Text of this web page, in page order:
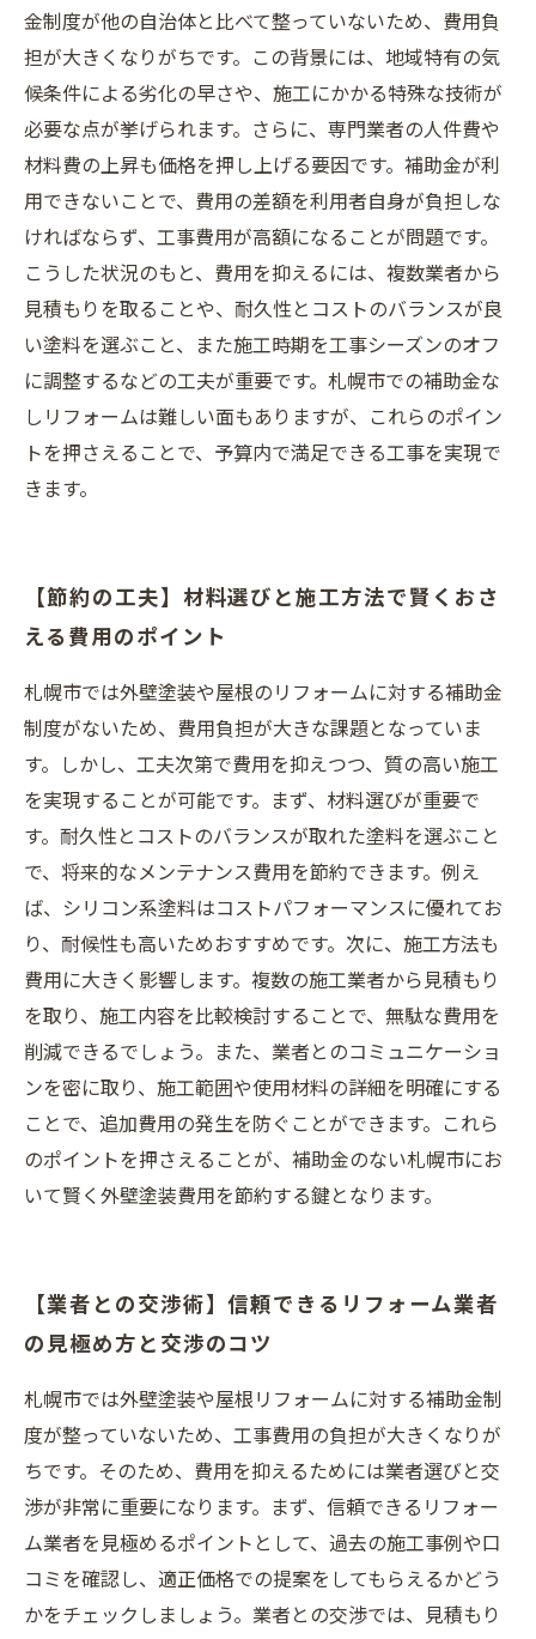
金制度が他の自治体と比べて整っていないため、費用負
担が大きくなりがちです。この背景には、地域特有の気
候条件による劣化の早さや、施工にかかる特殊な技術が
必要な点が挙げられます。さらに、専門業者の人件費や
材料費の上昇も価格を押し上げる要因です。補助金が利
用できないことで、費用の差額を利用者自身が負担しな
ければならず、工事費用が高額になることが問題です。
こうした状況のもと、費用を抑えるには、複数業者から
見積もりを取ることや、耐久性とコストのバランスが良
い塗料を選ぶこと、また施工時期を工事シーズンのオフ
に調整するなどの工夫が重要です。札幌市での補助金な
しリフォームは難しい面もありますが、これらのポイン
トを押さえることで、予算内で満足できる工事を実現で
きます。
【節約の工夫】材料選びと施工方法で賢くおさ
える費用のポイント
札幌市では外壁塗装や屋根のリフォームに対する補助金
制度がないため、費用負担が大きな課題となっていま
す。しかし、工夫次第で費用を抑えつつ、質の高い施工
を実現することが可能です。まず、材料選びが重要で
す。耐久性とコストのバランスが取れた塗料を選ぶこと
で、将来的なメンテナンス費用を節約できます。例え
ば、シリコン系塗料はコストパフォーマンスに優れてお
り、耐候性も高いためおすすめです。次に、施工方法も
費用に大きく影響します。複数の施工業者から見積もり
を取り、施工内容を比較検討することで、無駄な費用を
削減できるでしょう。また、業者とのコミュニケーショ
ンを密に取り、施工範囲や使用材料の詳細を明確にする
ことで、追加費用の発生を防ぐことができます。これら
のポイントを押さえることが、補助金のない札幌市にお
いて賢く外壁塗装費用を節約する鍵となります。
【業者との交渉術】信頼できるリフォーム業者
の見極め方と交渉のコツ
札幌市では外壁塗装や屋根リフォームに対する補助金制
度が整っていないため、工事費用の負担が大きくなりが
ちです。そのため、費用を抑えるためには業者選びと交
渉が非常に重要になります。まず、信頼できるリフォー
ム業者を見極めるポイントとして、過去の施工事例や口
コミを確認し、適正価格での提案をしてもらえるかどう
かをチェックしましょう。業者との交渉では、見積もり